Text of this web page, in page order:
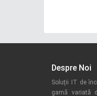
Despre Noi
Soluții IT de
gamă variată